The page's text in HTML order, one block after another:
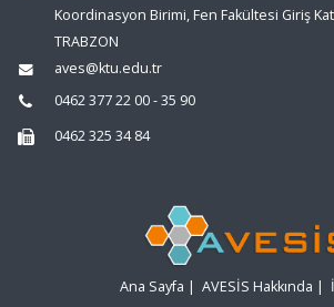
Koordinasyon Birimi, Fen Fakültesi Giriş
TRABZON
aves@ktu.edu.tr
0462 377 22 00 - 35 90
0462 325 34 84
Ana Sayfa | AVESİS Hakkında |